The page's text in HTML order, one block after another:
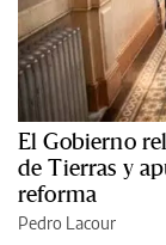
El Gobierno
de Tierras y
reforma
Pedro Lacour